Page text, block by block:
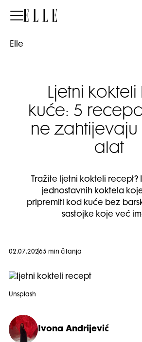
Elle
Elle
Ljetni
kuće: 5
ne zahtijevaju
alat
Tražite ljetni kokteli recept?
jednostavnih koktela
pripremiti kod kuće bez
sastojke koje već
02.07.20265 min čitanja
Unsplash
Ivona Andrijević